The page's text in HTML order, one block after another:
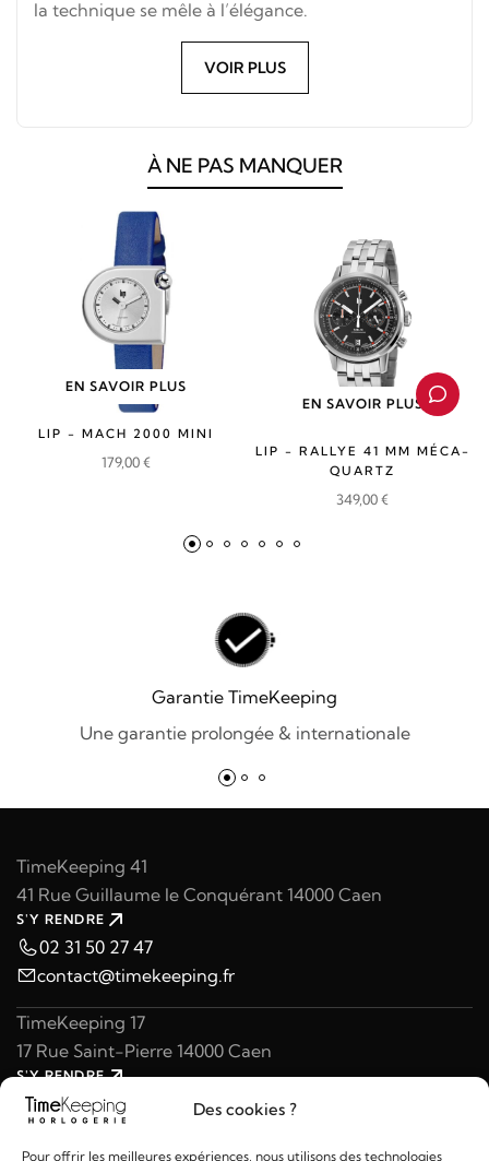
Des cookies ?
Pour offrir les meilleures expériences, nous utilisons des technologies
la technique se mêle à l’élégance.
VOIR PLUS
À NE PAS MANQUER
EN SAVOIR PLUS
LIP - MACH 2000 MINI
179,00€
EN SAVOIR PLUS
LIP - RALLYE 41 MM MÉCA-
QUARTZ
349,00€
Garantie TimeKeeping
Une garantie prolongée & internationale
TimeKeeping 41
41 Rue Guillaume le Conquérant 14000 Caen
S'Y RENDRE
02 31 50 27 47
contact@timekeeping.fr
TimeKeeping 17
17 Rue Saint-Pierre 14000 Caen
S'Y RENDRE
02 31 47 49 97